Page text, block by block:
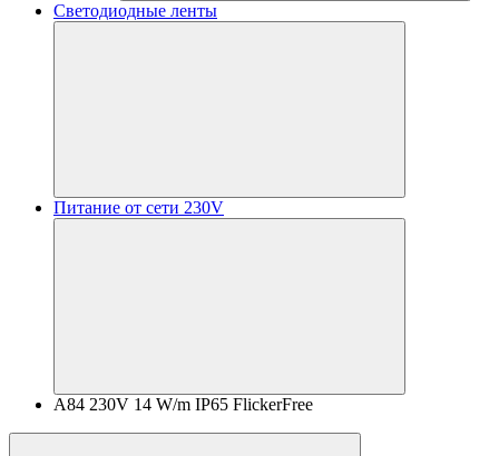
Светодиодные ленты
Питание от сети 230V
A84 230V 14 W/m IP65 FlickerFree